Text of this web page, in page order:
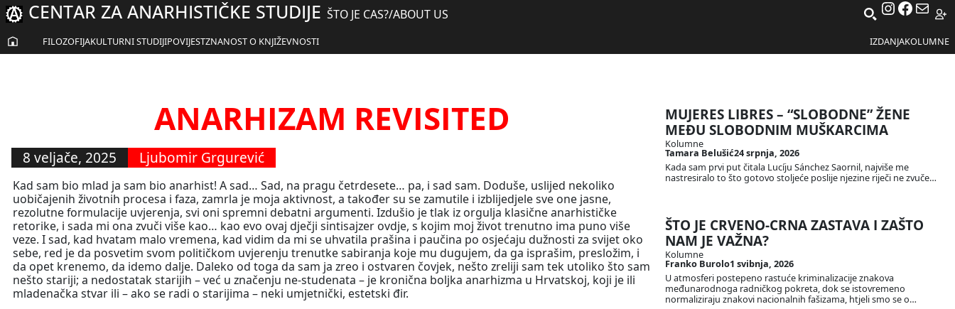
Skoči
do
sadržaja
CENTAR ZA ANARHISTIČKE STUDIJE ŠTO JE CAS?/ABOUT US Mail
FILOZOFIJAKULTURNI STUDIJIPOVIJESTZNANOST O KNJIŽEVNOSTI IZDANJAKOLUMNE
ANARHIZAM REVISITED
8 veljače, 2025 Ljubomir Grgurević
Kad sam bio mlad ja sam bio anarhist! A sad… Sad, na pragu četrdesete… pa, i sad sam. Doduše, uslijed nekoliko
uobičajenih životnih procesa i faza, zamrla je moja aktivnost, a također su se zamutile i izblijedjele sve one jasne,
rezolutne formulacije uvjerenja, svi oni spremni debatni argumenti. Izdušio je tlak iz orgulja klasične anarhističke
retorike, i sada mi ona zvuči više kao… kao evo ovaj dječji sintisajzer ovdje, s kojim moj život trenutno ima puno više
veze. I sad, kad hvatam malo vremena, kad vidim da mi se uhvatila prašina i paučina po osjećaju dužnosti za svijet oko
sebe, red je da posvetim svom političkom uvjerenju trenutke sabiranja koje mu dugujem, da ga isprašim, presložim, i
da opet krenemo, da idemo dalje. Daleko od toga da sam ja zreo i ostvaren čovjek, nešto zreliji sam tek utoliko što sam
nešto stariji; a nedostatak starijih – već u značenju ne-studenata – je kronična boljka anarhizma u Hrvatskoj, koji je ili
mladenačka stvar ili – ako se radi o starijima – neki umjetnički, estetski đir.
MUJERES LIBRES – “SLOBODNE” ŽENE
MEĐU SLOBODNIM MUŠKARCIMA
Kolumne
Tamara Belušić24 srpnja, 2026
Kada sam prvi put čitala Lucíju Sánchez Saornil, najviše me
nastresiralo to što gotovo stoljeće poslije njezine riječi ne zvuče…
ŠTO JE CRVENO-CRNA ZASTAVA I ZAŠTO
NAM JE VAŽNA?
Kolumne
Franko Burolo1 svibnja, 2026
U atmosferi postepeno rastuće kriminalizacije znakova
međunarodnoga radničkog pokreta, dok se istovremeno
normaliziraju znakovi nacionalnih fašizama, htjeli smo se o…